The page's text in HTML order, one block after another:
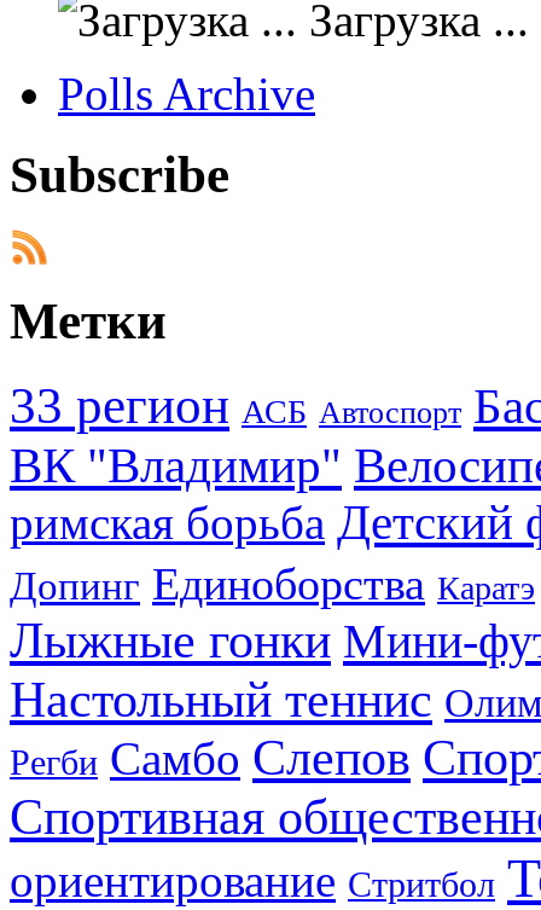
Загрузка ...
Polls Archive
Subscribe
Метки
33 регион АСБ Автоспорт
ВК "Владимир"
римская борьба Детский
Допинг Единоборства Каратэ
Лыжные гонки Мини-
Настольный теннис
Регби Самбо Слепов
Спортивная
ориентирование Стритбол